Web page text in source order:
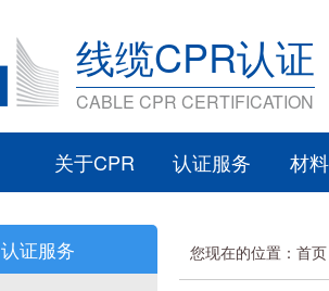
线缆CPR认证
CABLE CPR CERTIFICATION
关于CPR 认证服务 材
认证服务 您现在的位置： 首页